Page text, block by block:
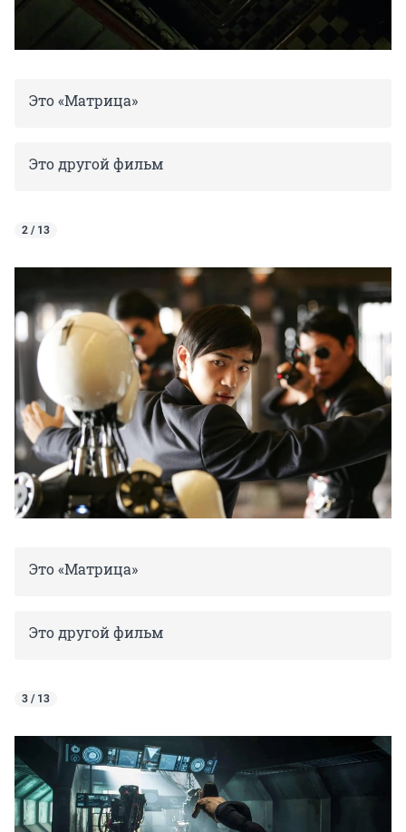
Это «Матрица»
Это другой фильм
2 / 13
Это «Матрица»
Это другой фильм
3 / 13